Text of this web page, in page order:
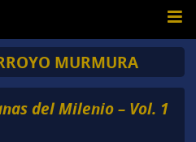
MURMURA
del Milenio – Vol. 1